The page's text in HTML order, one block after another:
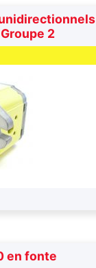
2
en fonte